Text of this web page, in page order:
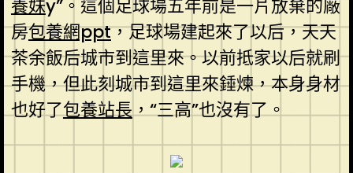
養妹y”。這個足球場五年前是一片放棄的廠
房包養網ppt，足球場建起來了以后，天天
茶余飯后城市到這里來。以前抵家以后就刷
手機，但此刻城市到這里來錘煉，本身身材
也好了包養站長，“三高”也沒有了。